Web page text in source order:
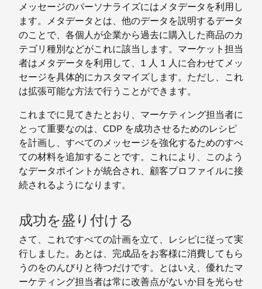
メッセージのパーソナライズにはメタデータを利用し
ます。メタデータとは、他のデータを説明するデータ
のことで、各個人が企業から過去に購入した商品のカ
テゴリ種別などがこれに該当します。マーケット担当
者はメタデータを利用して、1 人 1 人に合わせてメッ
セージを具体的にカスタマイズします。ただし、これ
は拡張可能な方法で行うことができます。
これまでに見てきたとおり、マーケティング担当者に
とって重要なのは、CDP を成功させるためのレシピ
を計画し、すべてのメッセージを強化するためのすべ
ての材料を追加することです。これにより、このよう
なデータポイントが統合され、顧客プロファイルに接
続されるようになります。
成功を盛り付ける
さて、これですべての計画を立て、レシピに従って実
行しました。あとは、完成品をお客様に消費してもら
うのをのんびりと待つだけです。とはいえ、優れたマ
ーケティング担当者は常に改善点がないか目を光らせ